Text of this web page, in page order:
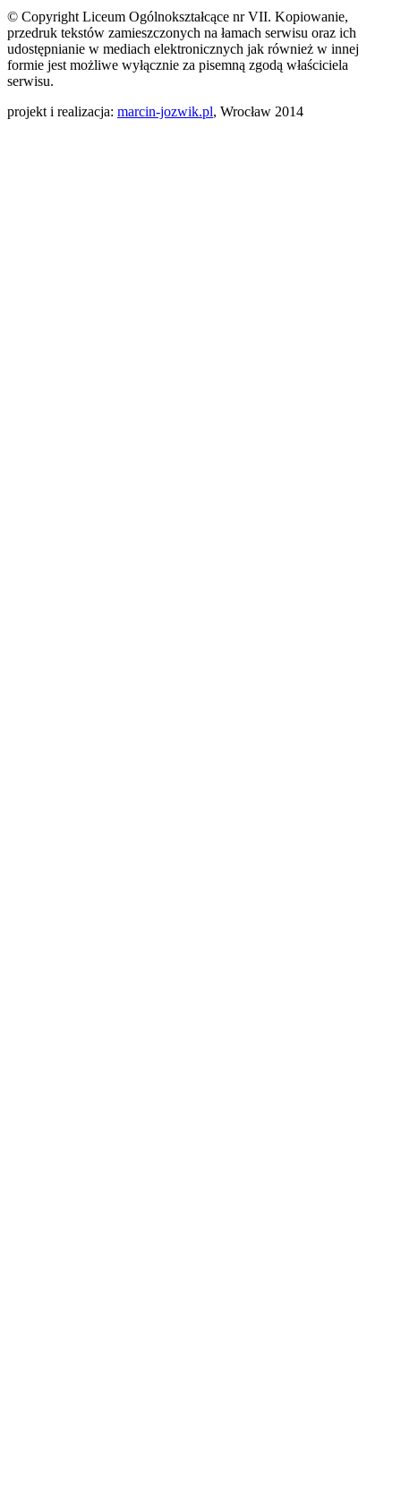
© Copyright Liceum Ogólnokształcące nr VII. Kopiowanie,
przedruk tekstów zamieszczonych na łamach serwisu oraz ich
udostępnianie w mediach elektronicznych jak również w innej
formie jest możliwe wyłącznie za pisemną zgodą właściciela
serwisu.
projekt i realizacja: marcin-jozwik.pl, Wrocław 2014